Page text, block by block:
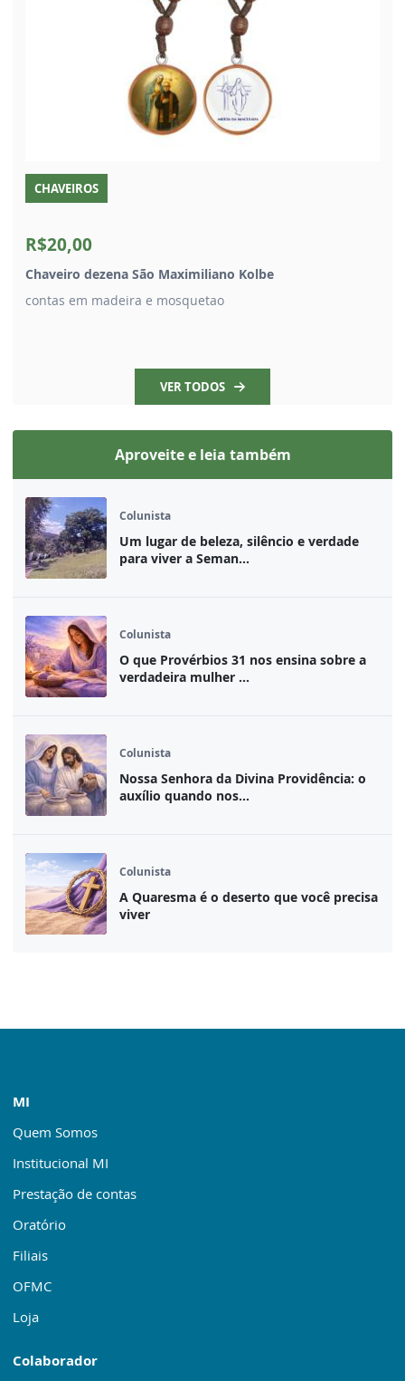
CHAVEIROS
R$20,00
Chaveiro dezena São Maximiliano Kolbe
contas em madeira e mosquetao
VER TODOS
Aproveite e leia também
Colunista
Um lugar de beleza, silêncio e verdade
para viver a Seman...
Colunista
O que Provérbios 31 nos ensina sobre a
verdadeira mulher ...
Colunista
Nossa Senhora da Divina Providência: o
auxílio quando nos...
Colunista
A Quaresma é o deserto que você precisa
viver
MI
Quem Somos
Institucional MI
Prestação de contas
Oratório
Filiais
OFMC
Loja
Colaborador